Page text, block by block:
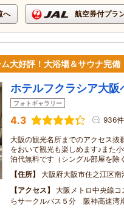
へ 航空券付プラ
大好評！大浴場＆サウナ完備
ホテルフクラシア大阪
フォトギャラリー
4.3 936件
大阪の観光名所までのアクセス抜
をおいて観光も楽しめます♪また
泊代無料です（シングル部屋を除
住所
大阪府大阪市住之江区
アクセス
大阪メトロ中央線
らサークルバス５分 阪神高速湾